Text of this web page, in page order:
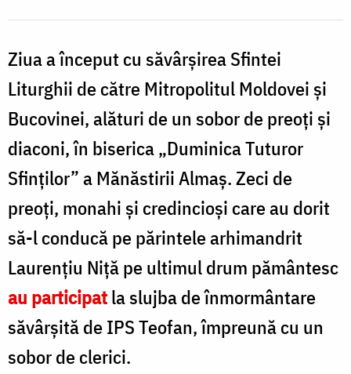
Foto:
Vrăjitoru
Ziua a început cu săvârșirea Sfintei
Liturghii de către Mitropolitul Moldovei și
Bucovinei, alături de un sobor de preoți și
diaconi, în biserica „Duminica Tuturor
Sfinților” a Mănăstirii Almaș. Zeci de
preoți, monahi și credincioși care au dorit
să-l conducă pe părintele arhimandrit
Laurențiu Niță pe ultimul drum pământesc
au participatla slujba de înmormântare
săvârșită de IPS Teofan, împreună cu un
sobor de clerici.